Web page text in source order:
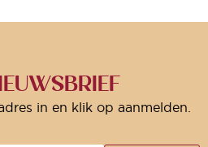
in en klik op aanmelden.